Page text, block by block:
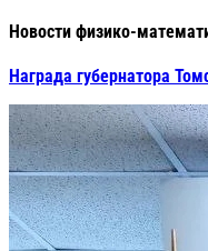
Новости физико-
Награда губернатора